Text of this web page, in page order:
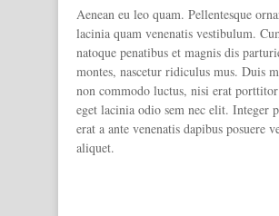
Aenean eu leo quam. Pellentesque
lacinia quam venenatis vestibulum.
natoque penatibus et magnis dis
montes, nascetur ridiculus mus. Duis
non commodo luctus, nisi erat
eget lacinia odio sem nec elit. Integer
erat a ante venenatis dapibus posuere
aliquet.